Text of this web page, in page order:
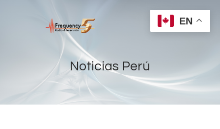
Noticias Perú
Home
EN